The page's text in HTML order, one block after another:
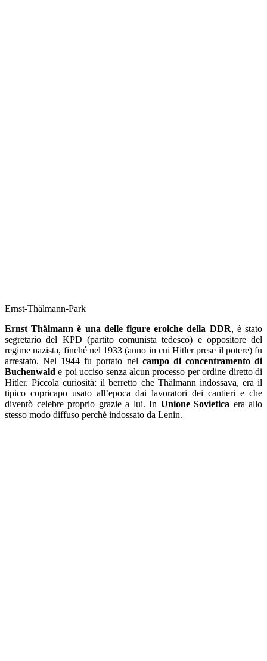
Ernst-Thälmann-Park
Ernst Thälmann è una delle figure eroiche della DDR, è stato
segretario del KPD (partito comunista tedesco) e oppositore del
regime nazista, finché nel 1933 (anno in cui Hitler prese il potere) fu
arrestato. Nel 1944 fu portato nel campo di concentramento di
Buchenwald e poi ucciso senza alcun processo per ordine diretto di
Hitler. Piccola curiosità: il berretto che Thälmann indossava, era il
tipico copricapo usato all’epoca dai lavoratori dei cantieri e che
diventò celebre proprio grazie a lui. In Unione Sovietica era allo
stesso modo diffuso perché indossato da Lenin.